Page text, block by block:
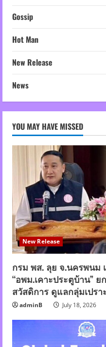
Gossip
Hot Man
New Release
News
YOU MAY HAVE MISSED
New Release
กรม พส. ลุย จ.นครพนม
“อพม.เคาะประตูบ้าน”
สวัสดิการ ดูแลกลุ่มเปร
adminB July 18, 2026